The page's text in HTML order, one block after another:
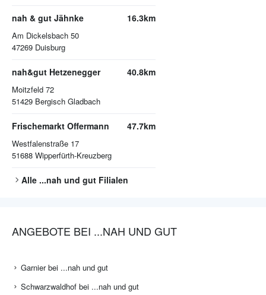
nah & gut Jähnke
Am Dickelsbach 50
47269 Duisburg
16.3km
nah&gut Hetzenegger
Moitzfeld 72
51429 Bergisch Gladbach
40.8km
Frischemarkt Offermann
Westfalenstraße 17
51688 Wipperfürth-Kreuzberg
47.7km
Alle ...nah und gut Filialen
ANGEBOTE BEI ...NAH UND GUT
Garnier bei ...nah und gut
Schwarzwaldhof bei ...nah und gut